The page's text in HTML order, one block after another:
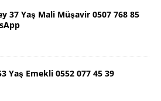
37 Yaş Mali Müşavir 0507 768 85
Yaş Emekli 0552 077 45 39